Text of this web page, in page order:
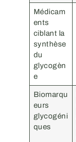
Médicam
ents
ciblant la
synthèse
du
glycogèn
e
Biomarqu
eurs
glycogéni
ques